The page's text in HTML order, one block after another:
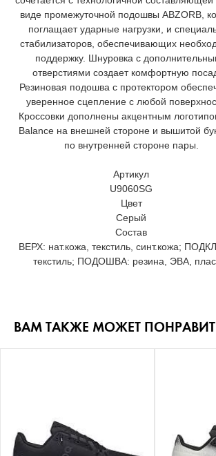
виде промежуточной подошвы ABZORB,
поглащает ударные нагрузки, и
стабилизаторов, обеспечивающих
поддержку. Шнуровка с
отверстиями создает комфортную
Резиновая подошва с протектором
уверенное сцепление с любой
Кроссовки дополнены акцентным
Balance на внешней стороне и вышитой
по внутренней стороне пары.
Артикул
U9060SG
Цвет
Серый
Состав
ВЕРХ: нат.кожа, текстиль, синт.кожа;
текстиль; ПОДОШВА: резина, ЭВА,
ВАМ ТАКЖЕ МОЖЕТ